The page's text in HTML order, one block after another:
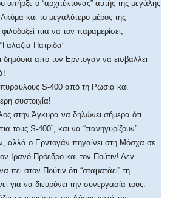
ο “αρχιτέκτονας” αυτής της μεγάλης
και το μεγαλύτερο μέρος της
πια να τον παραμερίσει,
Πατρίδα”
δημόσια από τον Ερντογάν να εισβάλλει
S-400 από τη Ρωσία και
συστοιχία!
στην Άγκυρα να δηλώνει σήμερα ότι
τους S-400”, και να “πανηγυρίζουν”
αλλά ο Ερντογάν πηγαίνει στη Μόσχα σε
Ιρανό Πρόεδρο και τον Πούτιν! Δεν
πει στον Πούτιν ότι “σταματάει” τη
για να διευρύνει την συνεργασία τους.